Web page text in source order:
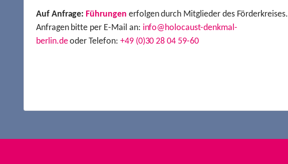
Auf Anfrage: Führungen erfolgen durch Mitglieder des Förderkreises.
Anfragen bitte per E-Mail an: info@holocaust-denkmal-
berlin.deoder Telefon: +49 (0)30 28 04 59-60